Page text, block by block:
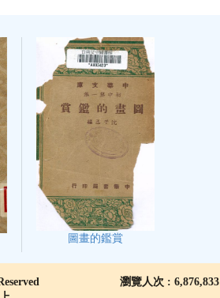
圖畫的鑑賞
瀏覽人次 : 6,876,833